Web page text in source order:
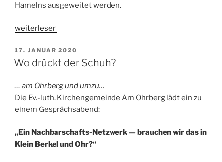
Hamelns ausgeweitet werden.
„Mehr
–
Modellprojekt
Klein
Berkel“
weiterlesen
VERÖFFENTLICHT
AM
17. JANUAR 2020
Wo drückt der Schuh?
… am Ohrberg und umzu…
Die Ev.-luth. Kirchengemeinde Am Ohrberg lädt ein zu
einem Gesprächsabend:
„Ein Nachbarschafts-Netzwerk — brauchen wir das in
Klein Berkel und Ohr?“